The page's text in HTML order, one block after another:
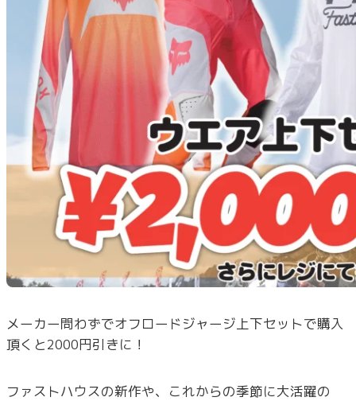
メーカー問わずでオフロードジャージ上下セットで購入
頂くと2000円引きに！
ファストハウスの新作や、これからの季節に大活躍の